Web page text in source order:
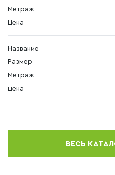
Метраж
Цена
Название
Размер
Метраж
Цена
ВЕСЬ